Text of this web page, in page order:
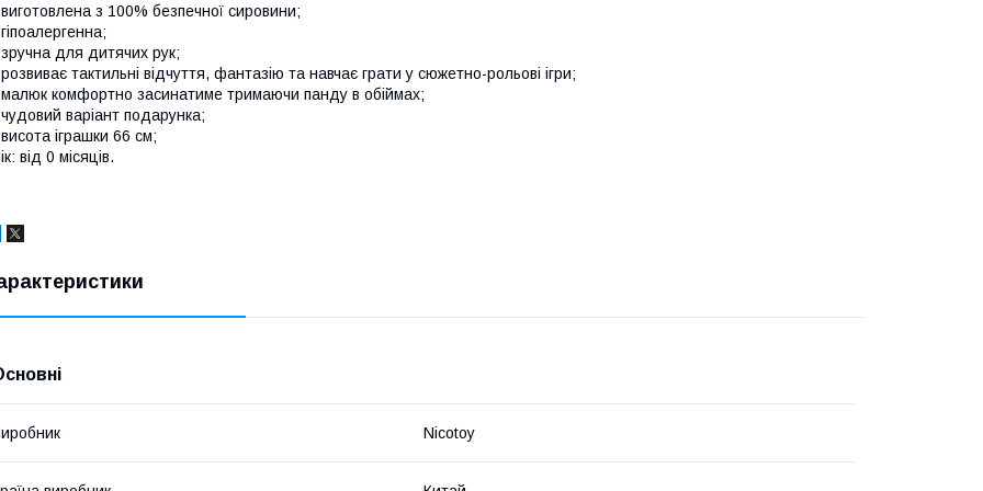
з 100% безпечної сировини;
для дитячих рук;
тактильні відчуття, фантазію та навчає грати у сюжетно-рольові ігри;
комфортно засинатиме тримаючи панду в обіймах;
варіант подарунка;
іграшки 66 см;
від 0 місяців.
Nicotoy